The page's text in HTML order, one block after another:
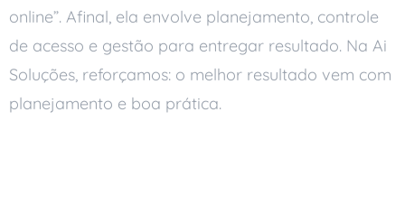
online”. Afinal, ela envolve planejamento, controle
de acesso e gestão para entregar resultado. Na Ai
Soluções, reforçamos: o melhor resultado vem com
planejamento e boa prática.